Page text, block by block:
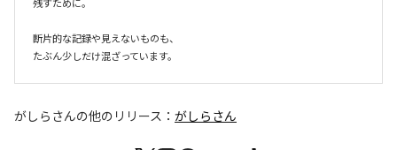
残すために。
断片的な記録や見えないものも、
たぶん少しだけ混ざっています。
がしらさんの他のリリース： がしらさん